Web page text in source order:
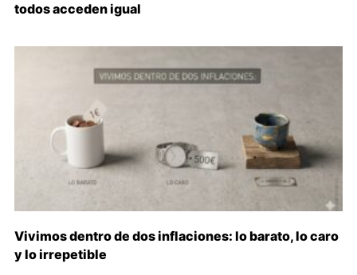
todos acceden igual
Vivimos dentro de dos inflaciones: lo barato, lo caro
y lo irrepetible